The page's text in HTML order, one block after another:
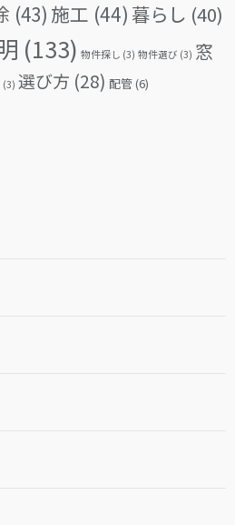
(43) 施工 (44) 暮らし (40)
(133) 物件探し (3) 物件選び (3) 窓
(3) 選び方 (28) 配管(6)